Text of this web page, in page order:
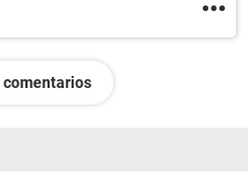
comentarios